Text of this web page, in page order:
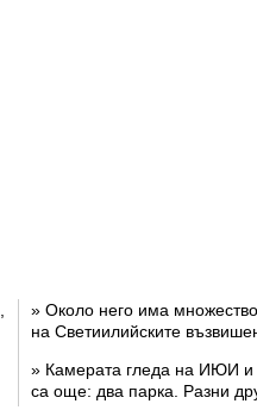
» Около него има
на Светиилийските
» Камерата гледа на ИЮИ и
са още: два парка. Разни